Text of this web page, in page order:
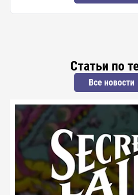
Статьи по
Все новости